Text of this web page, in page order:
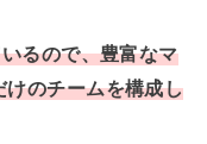
るので、豊富なマ
けのチームを構成し